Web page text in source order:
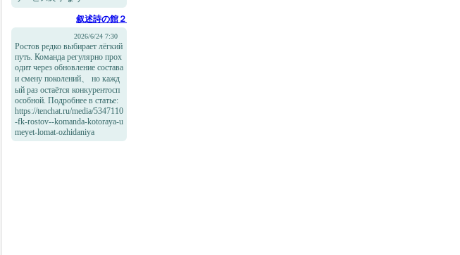
叙述詩の館２
2026/6/24 7:30
Ростов редко выбирает лёгкий
путь. Команда регулярно прох
одит через обновление состава
и смену поколений、 но кажд
ый раз остаётся конкурентосп
особной. Подробнее в статье:
https://tenchat.ru/media/5347110
-fk-rostov--komanda-kotoraya-u
meyet-lomat-ozhidaniya